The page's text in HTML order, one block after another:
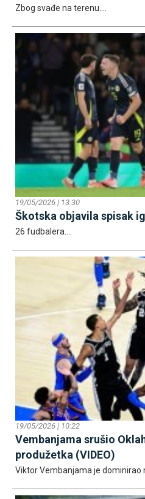
Zbog svađe na terenu....
19/05/2026 | 13:30
Škotska objavila spisak
26 fudbalera....
19/05/2026 | 10:22
Vembanjama srušio
produžetka (VIDEO)
Viktor Vembanjama je dominirao